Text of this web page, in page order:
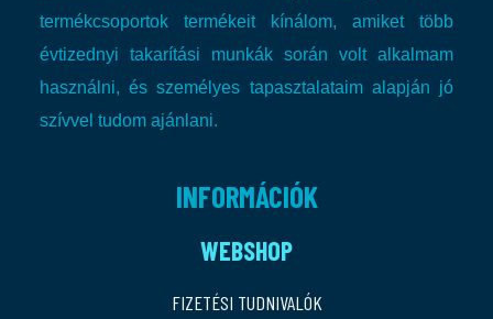
termékcsoportok termékeit kínálom, amiket több
évtizednyi takarítási munkák során volt alkalmam
használni, és személyes tapasztalataim alapján jó
szívvel tudom ajánlani.
INFORMÁCIÓK
WEBSHOP
FIZETÉSI TUDNIVALÓK